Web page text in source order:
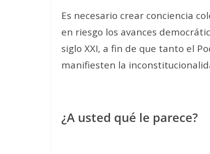
Es necesario crear conciencia
en riesgo los avances
siglo XXI, a fin de que tanto el
manifiesten la
¿A usted qué le parece?